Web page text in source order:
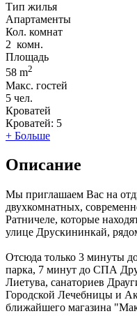
Тип жилья
Апартаменты
Кол. комнат
2 комн.
Площадь
58 m2
Макс. гостей
5 чел.
Кроватей
Кроватей: 5
+ Больше
Описание
Мы приглашаем Вас на
двухкомнатных,
Ратничеле, которые
улице Друскининкай,
Отсюда только 3
парка, 7 минут до СПА
Лиетува, санаториев
Городской Лечебницы и
ближайшего магазина